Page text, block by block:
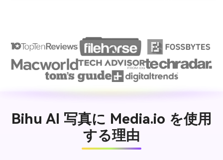
Bihu AI 写真に Media.io を使用
する理由